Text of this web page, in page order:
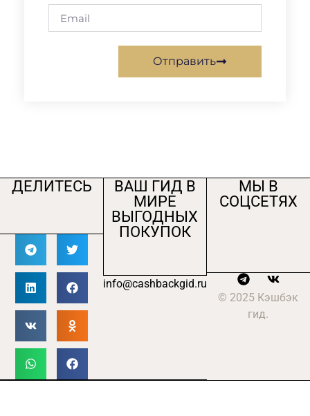
Отправить
ДЕЛИТЕСЬ
ВАШ ГИД В
МИРЕ
ВЫГОДНЫХ
ПОКУПОК
info@cashbackgid.ru
МЫ В
СОЦСЕТЯХ
© 2025 Кэшбэк
гид.